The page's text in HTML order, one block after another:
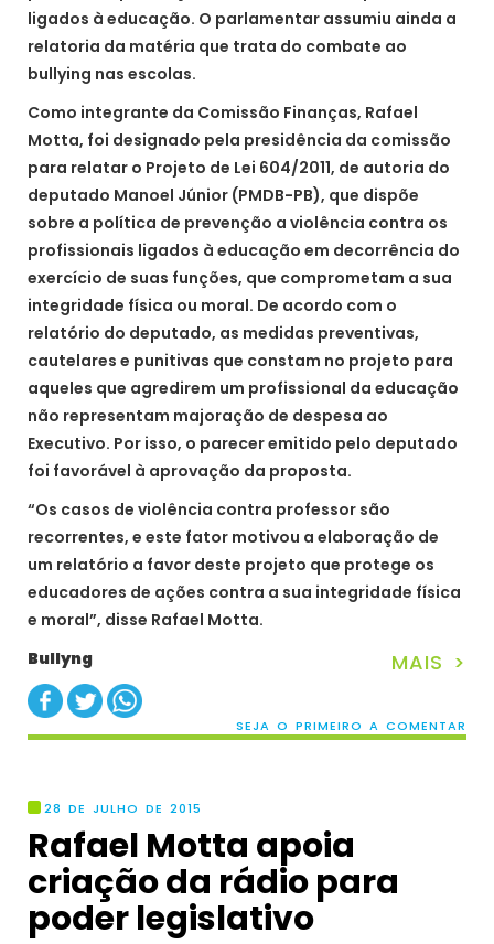
ligados à educação. O parlamentar assumiu ainda a
relatoria da matéria que trata do combate ao
bullying nas escolas.
Como integrante da Comissão Finanças, Rafael
Motta, foi designado pela presidência da comissão
para relatar o Projeto de Lei 604/2011, de autoria do
deputado Manoel Júnior (PMDB-PB), que dispõe
sobre a política de prevenção a violência contra os
profissionais ligados à educação em decorrência do
exercício de suas funções, que comprometam a sua
integridade física ou moral. De acordo com o
relatório do deputado, as medidas preventivas,
cautelares e punitivas que constam no projeto para
aqueles que agredirem um profissional da educação
não representam majoração de despesa ao
Executivo. Por isso, o parecer emitido pelo deputado
foi favorável à aprovação da proposta.
“Os casos de violência contra professor são
recorrentes, e este fator motivou a elaboração de
um relatório a favor deste projeto que protege os
educadores de ações contra a sua integridade física
e moral”, disse Rafael Motta.
Bullyng
MAIS >
SEJA O PRIMEIRO A COMENTAR
28 DE JULHO DE 2015
Rafael Motta apoia
criação da rádio para
poder legislativo